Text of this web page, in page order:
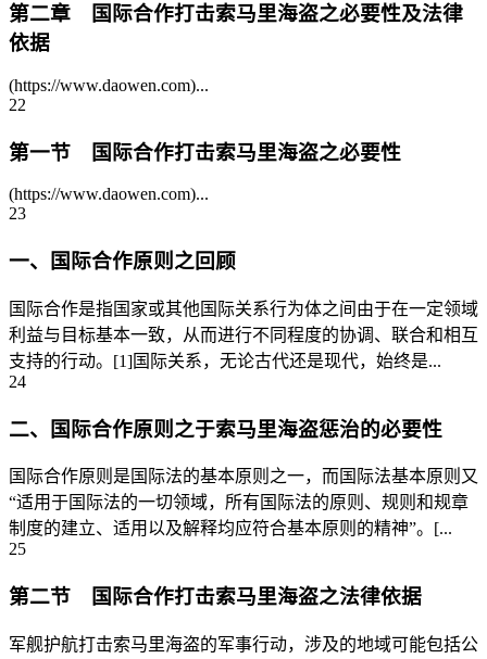
第二章 国际合作打击索马里海盗之必要性及法律
依据
(https://www.daowen.com)...
22
第一节 国际合作打击索马里海盗之必要性
(https://www.daowen.com)...
23
一、国际合作原则之回顾
国际合作是指国家或其他国际关系行为体之间由于在一定领域
利益与目标基本一致，从而进行不同程度的协调、联合和相互
支持的行动。[1]国际关系，无论古代还是现代，始终是...
24
二、国际合作原则之于索马里海盗惩治的必要性
国际合作原则是国际法的基本原则之一，而国际法基本原则又
“适用于国际法的一切领域，所有国际法的原则、规则和规章
制度的建立、适用以及解释均应符合基本原则的精神”。[...
25
第二节 国际合作打击索马里海盗之法律依据
军舰护航打击索马里海盗的军事行动，涉及的地域可能包括公